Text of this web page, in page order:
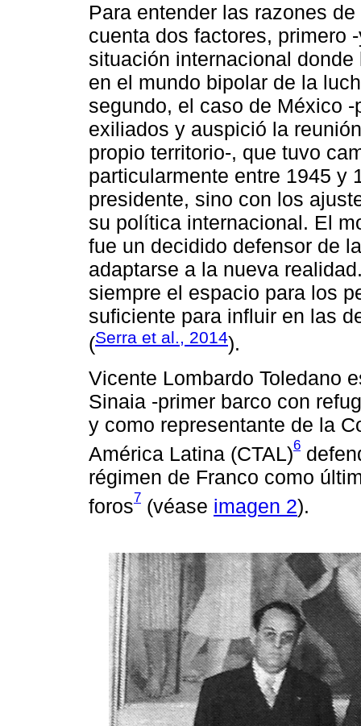
Para entender las razones
cuenta dos factores, primero
situación internacional
en el mundo bipolar de la
segundo, el caso de México
exiliados y auspició la
propio territorio-, que tuvo
particularmente entre 1945 y
presidente, sino con los
su política internacional. El
fue un decidido defensor de
adaptarse a la nueva
siempre el espacio para los
suficiente para influir en las
(Serra et al., 2014).
Vicente Lombardo Toledano
Sinaia -primer barco con
y como representante de la
América Latina (CTAL)6
régimen de Franco como
foros7 (véase imagen 2).